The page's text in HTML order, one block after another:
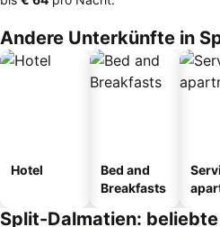
Andere Unterkünfte in
Hotel
Bed and
Breakfasts
Split-Dalmatien: